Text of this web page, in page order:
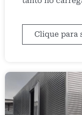
Clique para